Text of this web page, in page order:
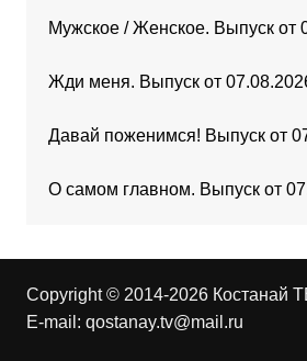
Мужское / Женское. Выпуск от
Жди меня. Выпуск от
Давай поженимся! Выпуск от
О самом главном. Выпуск от
Copyright © 2014-2026 Костанай
E-mail: qostanay.tv@mail.ru